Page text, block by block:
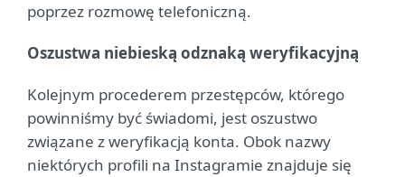
poprzez rozmowę telefoniczną.
Oszustwa niebieską odznaką weryfikacyjną
Kolejnym procederem przestępców, którego
powinniśmy być świadomi, jest oszustwo
związane z weryfikacją konta. Obok nazwy
niektórych profili na Instagramie znajduje się